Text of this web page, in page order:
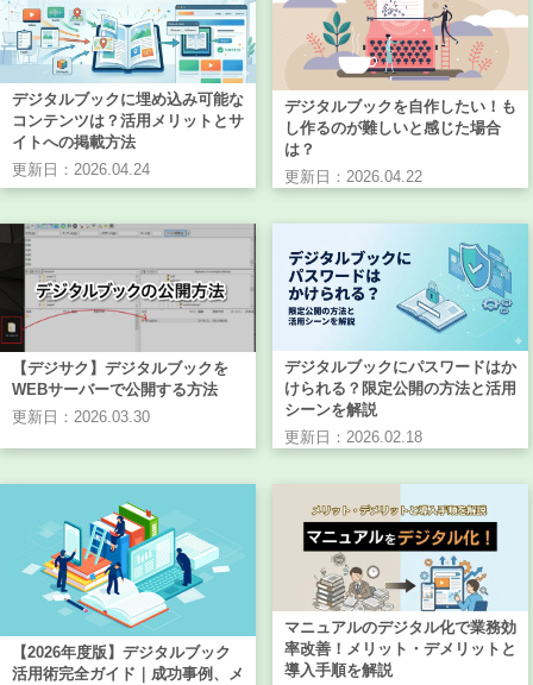
デジタルブックに埋め込み可能な
コンテンツは？活用メリットとサ
イトへの掲載方法
更新日：2026.04.24
デジタルブックを自作したい！も
し作るのが難しいと感じた場合
は？
更新日：2026.04.22
【デジサク】デジタルブックを
WEBサーバーで公開する方法
更新日：2026.03.30
デジタルブックにパスワードはか
けられる？限定公開の方法と活用
シーンを解説
更新日：2026.02.18
【2026年度版】デジタルブック
活用術完全ガイド｜成功事例、メ
マニュアルのデジタル化で業務効
率改善！メリット・デメリットと
導入手順を解説